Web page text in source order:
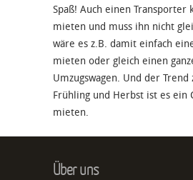
Spaß! Auch einen Transporter
mieten und muss ihn nicht
wäre es z.B. damit einfach
mieten oder gleich einen
Umzugswagen. Und der Trend
Frühling und Herbst ist es ein
mieten.
Über uns